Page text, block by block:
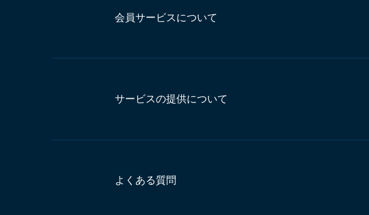
会員サービスについて
サービスの提供について
よくある質問